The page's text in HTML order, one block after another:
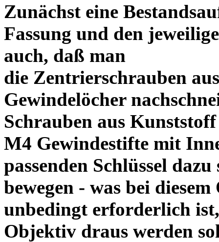
Zunächst eine
Fassung und den
auch, daß man
die Zentrierschrauben
Gewindelöcher
Schrauben aus
M4 Gewindestifte mit
passenden Schlüssel
bewegen - was bei
unbedingt erforderlich
Objektiv draus